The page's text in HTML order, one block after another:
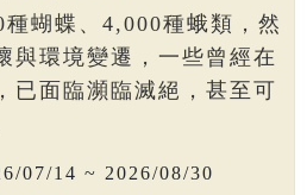
蝴蝶、4,000種蛾類，然
與環境變遷，一些曾經在
已面臨瀕臨滅絕，甚至可
07/14 ~ 2026/08/30